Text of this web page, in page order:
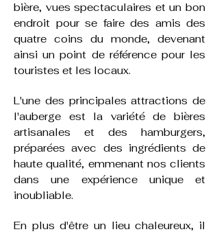
bière, vues spectaculaires et un bon
endroit pour se faire des amis des
quatre coins du monde, devenant
ainsi un point de référence pour les
touristes et les locaux. ​
L'une des principales attractions de
l'auberge est la variété de bières
artisanales et des hamburgers,
préparées avec des ingrédients de
haute qualité, emmenant nos clients
dans une expérience unique et
inoubliable.
​En plus d'être un lieu chaleureux, il